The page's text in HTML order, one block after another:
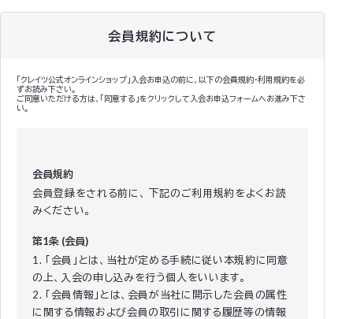
会員規約について
「クレイツ公式オンラインショップ」入会お申込の前に、以下の会員規約・利用規約を必
ずお読み下さい。
ご同意いただける方は、「同意する」をクリックして入会お申込フォームへお進み下さ
い。
会員規約
会員登録をされる前に、 下記のご利用規約をよくお読
みください。
第1条 (会員)
1. 「会員」とは、当社が定める手続に従い本規約に同意
の上、入会の申し込みを行う個人をいいます。
2. 「会員情報」とは、会員が当社に開示した会員の属性
に関する情報および会員の取引に関する履歴等の情報